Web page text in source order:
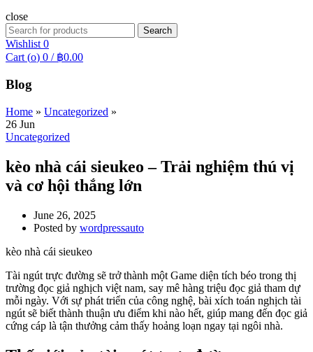
close
Search
for:
Search
Wishlist 0
Cart (o) 0 / ฿0.00
Blog
Home » Uncategorized »
26 Jun
Uncategorized
kèo nhà cái sieukeo – Trải nghiệm thú vị
và cơ hội thắng lớn
June 26, 2025
Posted by wordpressauto
kèo nhà cái sieukeo
Tài ngút trực đường sẽ trở thành một Game diện tích béo trong thị
trường đọc giả nghịch việt nam, say mê hàng triệu đọc giả tham dự
mỗi ngày. Với sự phát triển của công nghệ, bài xích toán nghịch tài
ngút sẽ biết thành thuận ưu điểm khi nào hết, giúp mang đến đọc giả
cứng cáp là tận thưởng cảm thấy hoảng loạn ngay tại ngôi nhà.